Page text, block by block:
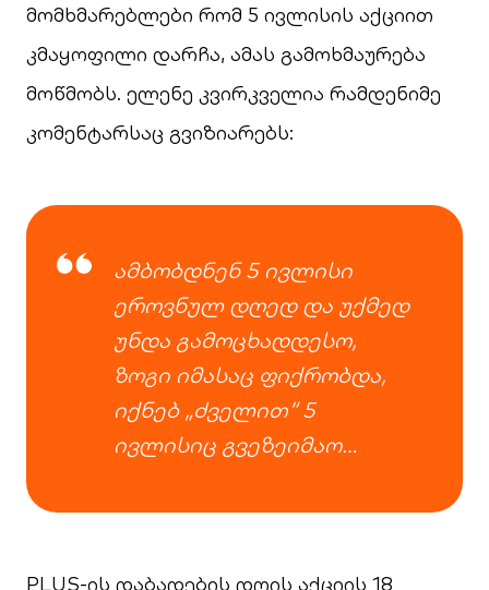
მომხმარებლები რომ 5 ივლისის აქციით
კმაყოფილი დარჩა, ამას გამოხმაურება
მოწმობს. ელენე კვირკველია რამდენიმე
კომენტარსაც გვიზიარებს:
ამბობდნენ 5 ივლისი
ეროვნულ დღედ და უქმედ
უნდა გამოცხადდესო,
ზოგი იმასაც ფიქრობდა,
იქნებ „ძველით“ 5
ივლისიც გვეზეიმაო…
PLUS-ის დაბადების დღის აქციის 18